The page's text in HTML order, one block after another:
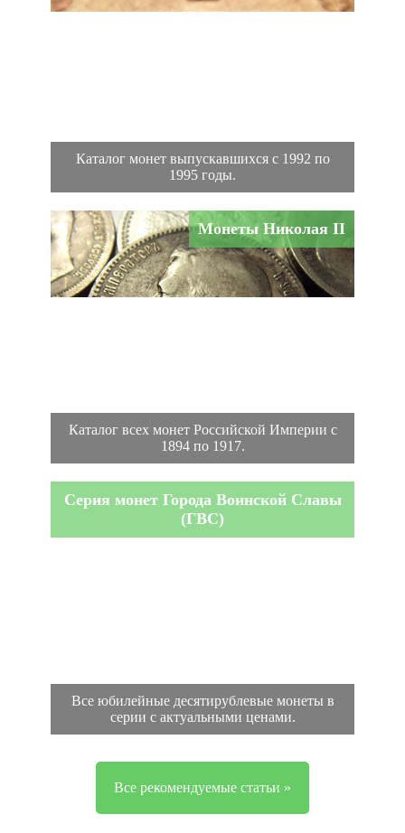
Каталог монет выпускавшихся с 1992 по
1995 годы.
Монеты Николая II
Каталог всех монет Российской Империи с
1894 по 1917.
Серия монет Города Воинской Славы
(ГВС)
Все юбилейные десятирублевые монеты в
серии с актуальными ценами.
Все рекомендуемые статьи »